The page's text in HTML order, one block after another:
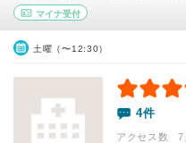
マイナ受付
土曜（〜12:30）
4件
アクセス数 7